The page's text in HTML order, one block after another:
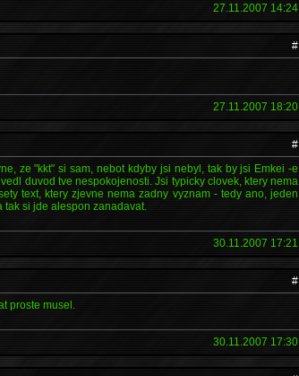
27.11.2007 14:24
#
27.11.2007 18:20
#
ze "kkt" si sam, nebot kdyby jsi nebyl, tak by jsi Emkei -e
duvod tve nespokojenosti. Jsi typicky clovek, ktery nema
text, ktery zjevne nema zadny vyznam - tedy ano, jeden
si jde alespon zanadavat.
30.11.2007 17:21
#
proste musel.
30.11.2007 17:30